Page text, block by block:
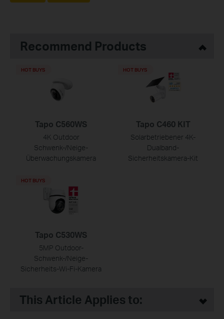
Recommend Products
Tapo C560WS
4K Outdoor
Schwenk-/Neige-
Überwachungskamera
HOT BUYS
Tapo C460 KIT
Solarbetriebener 4K-
Dualband-
Sicherheitskamera-Kit
HOT BUYS
Tapo C530WS
5MP Outdoor-
Schwenk-/Neige-
Sicherheits-Wi-Fi-Kamera
HOT BUYS
This Article Applies to: